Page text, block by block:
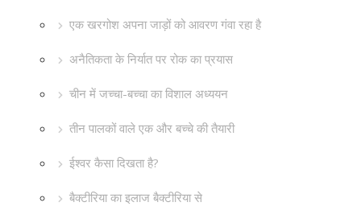
एक खरगोश अपना जाड़ों को आवरण गंवा रहा है
अनैतिकता के निर्यात पर रोक का प्रयास
चीन में जच्चा-बच्चा का विशाल अध्ययन
तीन पालकों वाले एक और बच्चे की तैयारी
ईश्वर कैसा दिखता है?
बैक्टीरिया का इलाज बैक्टीरिया से